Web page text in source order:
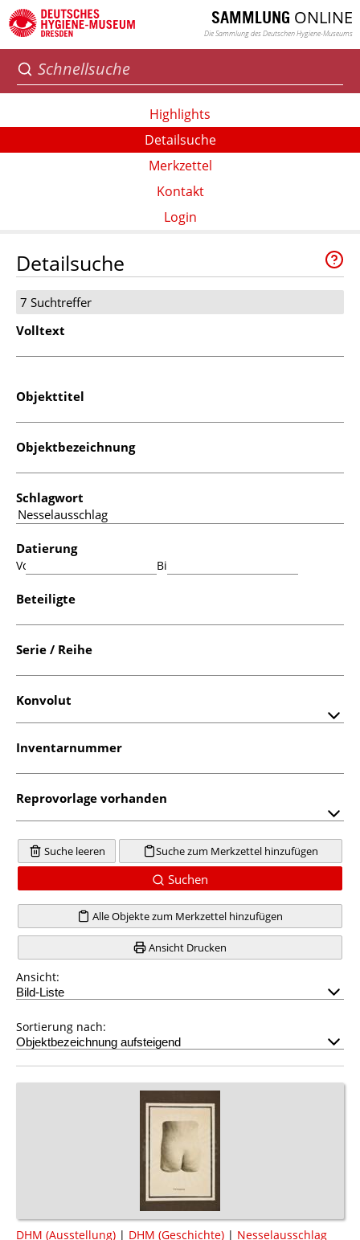
SAMMLUNG ONLINE
Die Sammlung des Deutschen Hygiene-Museums
Highlights
Detailsuche
Merkzettel
Kontakt
Login
Detailsuche
7 Suchtreffer
Volltext
Objekttitel
Objektbezeichnung
Schlagwort
Datierung
Von: Bis:
Beteiligte
Serie / Reihe
Konvolut
Inventarnummer
Reprovorlage vorhanden
Suche leeren Suche zum Merkzettel hinzufügen
Suchen
Alle Objekte zum Merkzettel hinzufügen
Ansicht Drucken
Ansicht:
Sortierung nach:
DHM (Ausstellung) | DHM (Geschichte) | Nesselausschlag